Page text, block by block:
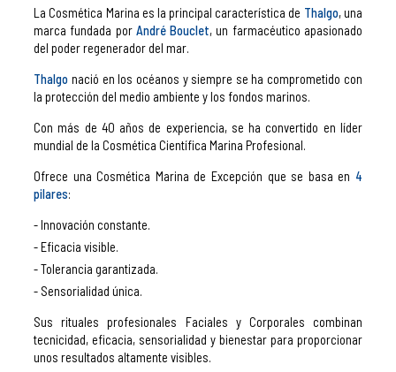
La Cosmética Marina es la principal característica de Thalgo, una
marca fundada por André Bouclet, un farmacéutico apasionado
del poder regenerador del mar.
Thalgo nació en los océanos y siempre se ha comprometido con
la protección del medio ambiente y los fondos marinos.
Con más de 40 años de experiencia, se ha convertido en líder
mundial de la Cosmética Científica Marina Profesional.
Ofrece una Cosmética Marina de Excepción que se basa en 4
pilares:
Innovación constante.
Eficacia visible.
Tolerancia garantizada.
Sensorialidad única.
Sus rituales profesionales Faciales y Corporales combinan
tecnicidad, eficacia, sensorialidad y bienestar para proporcionar
unos resultados altamente visibles.